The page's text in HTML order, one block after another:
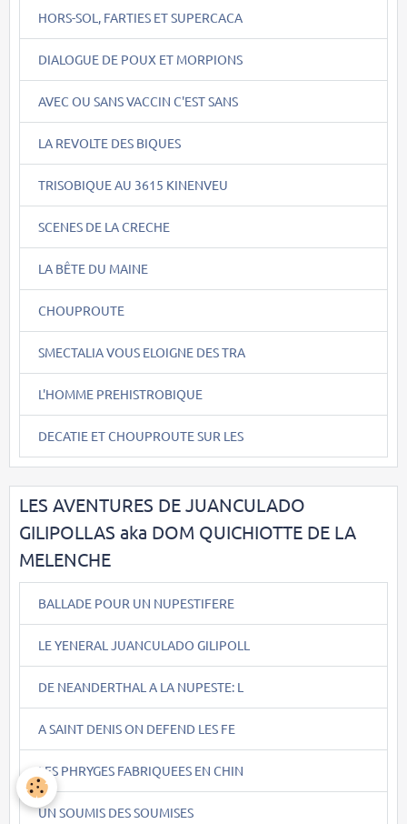
HORS-SOL, FARTIES ET SUPERCACA
DIALOGUE DE POUX ET MORPIONS
AVEC OU SANS VACCIN C'EST SANS
LA REVOLTE DES BIQUES
TRISOBIQUE AU 3615 KINENVEU
SCENES DE LA CRECHE
LA BÊTE DU MAINE
CHOUPROUTE
SMECTALIA VOUS ELOIGNE DES TRA
L'HOMME PREHISTROBIQUE
DECATIE ET CHOUPROUTE SUR LES
LES AVENTURES DE JUANCULADO
GILIPOLLAS aka DOM QUICHIOTTE DE LA
MELENCHE
BALLADE POUR UN NUPESTIFERE
LE YENERAL JUANCULADO GILIPOLL
DE NEANDERTHAL A LA NUPESTE: L
A SAINT DENIS ON DEFEND LES FE
LES PHRYGES FABRIQUEES EN CHIN
UN SOUMIS DES SOUMISES